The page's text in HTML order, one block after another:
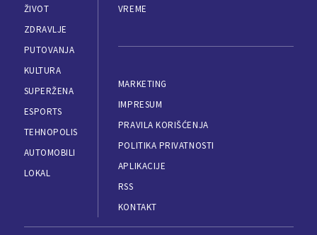
ŽIVOT
ZDRAVLJE
PUTOVANJA
KULTURA
SUPERŽENA
ESPORTS
TEHNOPOLIS
AUTOMOBILI
LOKAL
VREME
MARKETING
IMPRESUM
PRAVILA KORIŠĆENJA
POLITIKA PRIVATNOSTI
APLIKACIJE
RSS
KONTAKT